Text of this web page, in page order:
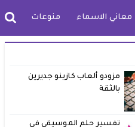
معاني الاسماء منوعات
مزودو ألعاب كازينو جديرين
بالثقة
تفسير حلم الموسيقي في